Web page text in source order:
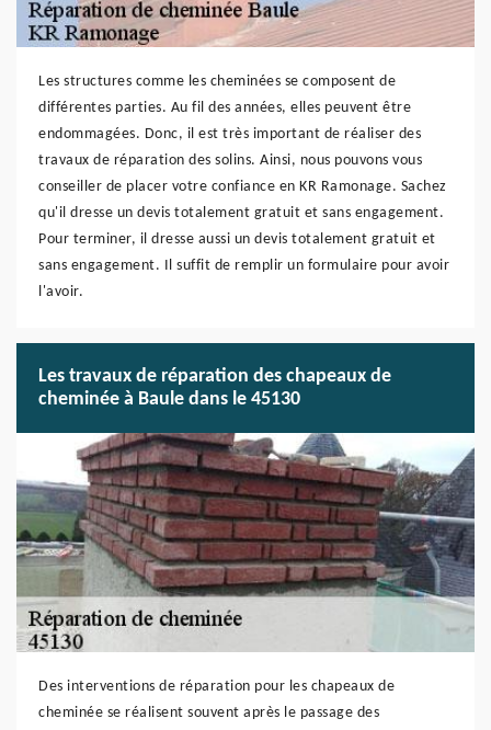
Les structures comme les cheminées se composent de
différentes parties. Au fil des années, elles peuvent être
endommagées. Donc, il est très important de réaliser des
travaux de réparation des solins. Ainsi, nous pouvons vous
conseiller de placer votre confiance en KR Ramonage. Sachez
qu'il dresse un devis totalement gratuit et sans engagement.
Pour terminer, il dresse aussi un devis totalement gratuit et
sans engagement. Il suffit de remplir un formulaire pour avoir
l'avoir.
Les travaux de réparation des chapeaux de
cheminée à Baule dans le 45130
Des interventions de réparation pour les chapeaux de
cheminée se réalisent souvent après le passage des